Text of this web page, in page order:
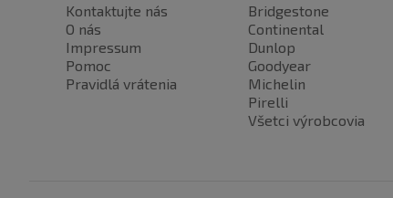
Kontaktujte nás
O nás
Impressum
Pomoc
Pravidlá vrátenia
Bridgestone
Continental
Dunlop
Goodyear
Michelin
Pirelli
Všetci výrobcovia